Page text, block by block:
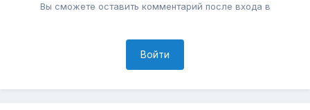
Вы сможете оставить комментарий после входа в
Войти